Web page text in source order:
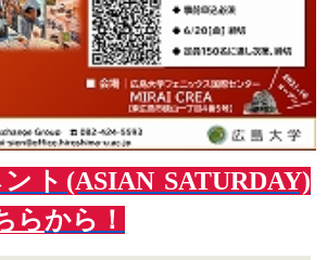
ト(ASIAN SATURDAY)
らから！